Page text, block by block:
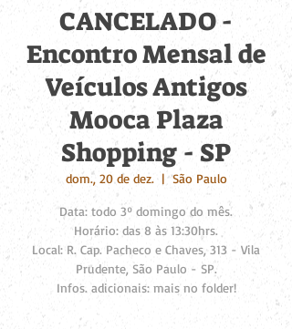
CANCELADO -
Encontro Mensal de
Veículos Antigos
Mooca Plaza
Shopping - SP
dom., 20 de dez.
  |
São Paulo
Data: todo 3º domingo do mês.
Horário: das 8 às 13:30hrs.
Local: R. Cap. Pacheco e Chaves, 313 - Vila
Prudente, São Paulo - SP.
Infos. adicionais: mais no folder!